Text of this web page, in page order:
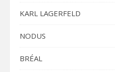
KARL LAGERFELD
NODUS
BRÉAL